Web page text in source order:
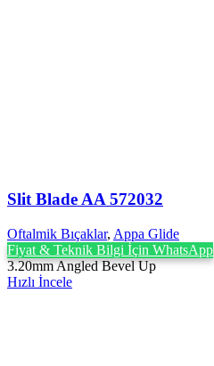
Slit Blade AA 572032
Oftalmik Bıçaklar, Appa Glide
Fiyat & Teknik Bilgi İçin WhatsApp
3.20mm Angled Bevel Up
Hızlı İncele